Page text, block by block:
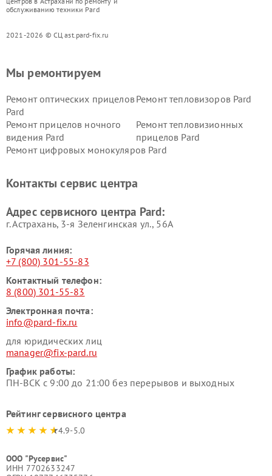
обслуживанию техники Pard
2021-2026 © СЦ ast.pard-fix.ru
Мы ремонтируем
Ремонт оптических прицелов
Pard
Ремонт тепловизоров Pard
Ремонт прицелов ночного
видения Pard
Ремонт тепловизионных
прицелов Pard
Ремонт цифровых монокуляров Pard
Контакты сервис центра
Адрес сервисного центра Pard:
г. Астрахань, 3-я Зеленгинская ул., 56А
Горячая линия:
+7 (800) 301-55-83
Контактный телефон:
8 (800) 301-55-83
Электронная почта:
info@pard-fix.ru
для юридических лиц
manager@fix-pard.ru
График работы:
ПН-ВСК с 9:00 до 21:00 без перерывов и выходных
Рейтинг сервисного центра
4.9-5.0
ООО "Русервис"
ИНН 7702633247